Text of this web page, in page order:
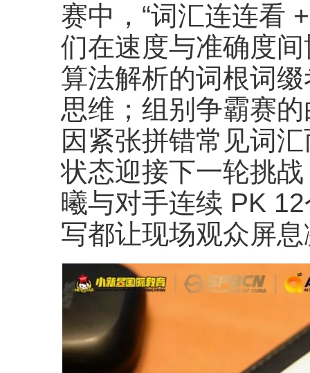
赛中，“词汇连连看
们在速度与准确度
算法解析的词根词
思维；组别争霸赛
因紧张拼错常见词
状态迎接下一轮挑
曦与对手连续 PK
写都让现场观众屏